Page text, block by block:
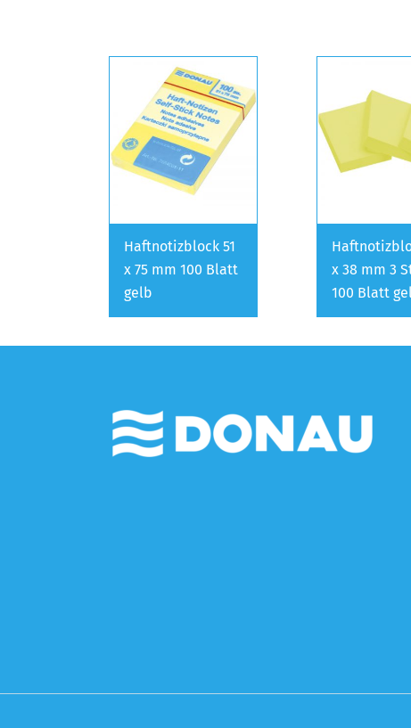
Haftnotizblock 51
x 75 mm 100 Blatt
gelb
x 38 mm 3
100 Blatt